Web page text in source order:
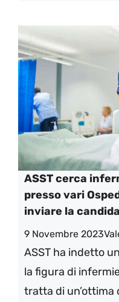
ASST cerca
presso vari
inviare la
9 Novembre 2023
ASST ha indetto
la figura di
tratta di un’ottima